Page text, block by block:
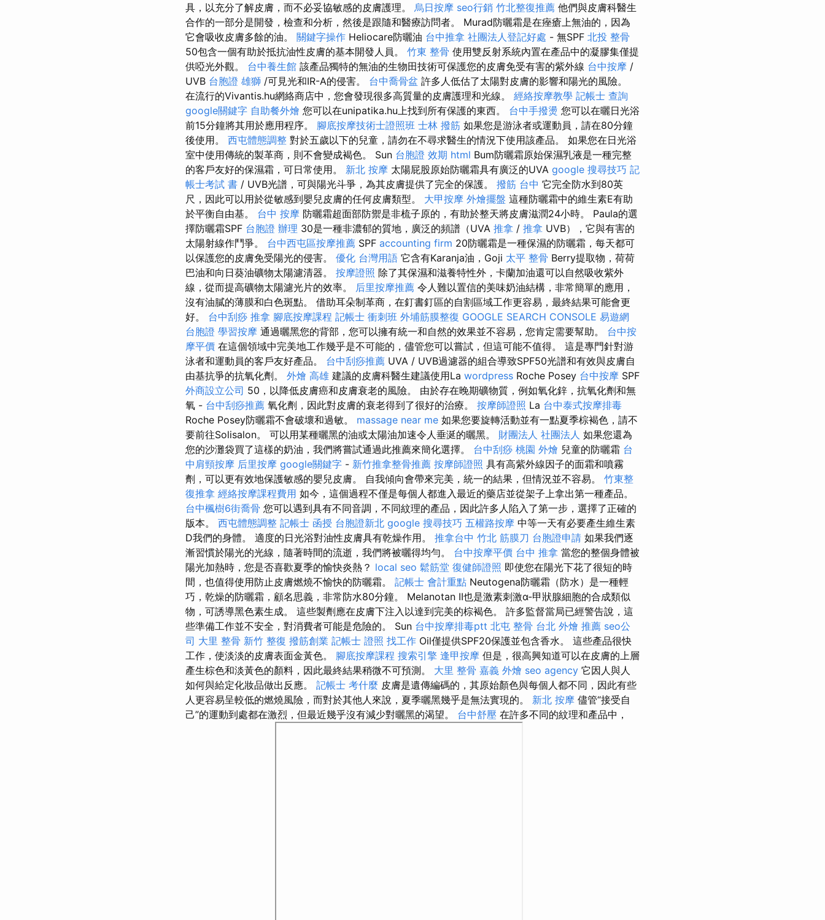
具，以充分了解皮膚，而不必妥協敏感的皮膚護理。 烏日按摩 seo行銷 竹北整復推薦 他們與皮膚科醫生
合作的一部分是開發，檢查和分析，然後是跟隨和醫療訪問者。 Murad防曬霜是在痤瘡上無油的，因為
它會吸收皮膚多餘的油。 關鍵字操作 Heliocare防曬油 台中推拿 社團法人登記好處 - 無SPF 北投 整骨
50包含一個有助於抵抗油性皮膚的基本開發人員。 竹東 整骨 使用雙反射系統內置在產品中的凝膠集僅提
供啞光外觀。 台中養生館 該產品獨特的無油的生物田技術可保護您的皮膚免受有害的紫外線 台中按摩 /
UVB 台胞證 雄獅 /可見光和IR-A的侵害。 台中喬骨盆 許多人低估了太陽對皮膚的影響和陽光的風險。
在流行的Vivantis.hu網絡商店中，您會發現很多高質量的皮膚護理和光線。 經絡按摩教學 記帳士 查詢
google關鍵字 自助餐外燴 您可以在unipatika.hu上找到所有保護的東西。 台中手撥燙 您可以在曬日光浴
前15分鐘將其用於應用程序。 腳底按摩技術士證照班 士林 撥筋 如果您是游泳者或運動員，請在80分鐘
後使用。 西屯體態調整 對於五歲以下的兒童，請勿在不尋求醫生的情況下使用該產品。 如果您在日光浴
室中使用傳統的製革商，則不會變成褐色。 Sun 台胞證 效期 html Bum防曬霜原始保濕乳液是一種完整
的客戶友好的保濕霜，可日常使用。 新北 按摩 太陽屁股原始防曬霜具有廣泛的UVA google 搜尋技巧 記
帳士考試 書 / UVB光譜，可與陽光斗爭，為其皮膚提供了完全的保護。 撥筋 台中 它完全防水到80英
尺，因此可以用於從敏感到嬰兒皮膚的任何皮膚類型。 大甲按摩 外燴擺盤 這種防曬霜中的維生素E有助
於平衡自由基。 台中 按摩 防曬霜超面部防禦是非梳子原的，有助於整天將皮膚滋潤24小時。 Paula的選
擇防曬霜SPF 台胞證 辦理 30是一種非濃郁的質地，廣泛的頻譜（UVA 推拿 / 推拿 UVB），它與有害的
太陽射線作鬥爭。 台中西屯區按摩推薦 SPF accounting firm 20防曬霜是一種保濕的防曬霜，每天都可
以保護您的皮膚免受陽光的侵害。 優化 台灣用語 它含有Karanja油，Goji 太平 整骨 Berry提取物，荷荷
巴油和向日葵油礦物太陽濾清器。 按摩證照 除了其保濕和滋養特性外，卡蘭加油還可以自然吸收紫外
線，從而提高礦物太陽濾光片的效率。 后里按摩推薦 令人難以置信的美味奶油結構，非常簡單的應用，
沒有油膩的薄膜和白色斑點。 借助耳朵制革商，在釘書釘區的自割區域工作更容易，最終結果可能會更
好。 台中刮痧 推拿 腳底按摩課程 記帳士 衝刺班 外埔筋膜整復 GOOGLE SEARCH CONSOLE 易遊網
台胞證 學習按摩 通過曬黑您的背部，您可以擁有統一和自然的效果並不容易，您肯定需要幫助。 台中按
摩平價 在這個領域中完美地工作幾乎是不可能的，儘管您可以嘗試，但這可能不值得。 這是專門針對游
泳者和運動員的客戶友好產品。 台中刮痧推薦 UVA / UVB過濾器的組合導致SPF50光譜和有效與皮膚自
由基抗爭的抗氧化劑。 外燴 高雄 建議的皮膚科醫生建議使用La wordpress Roche Posey 台中按摩 SPF
外商設立公司 50，以降低皮膚癌和皮膚衰老的風險。 由於存在晚期礦物質，例如氧化鋅，抗氧化劑和無
氧 - 台中刮痧推薦 氧化劑，因此對皮膚的衰老得到了很好的治療。 按摩師證照 La 台中泰式按摩排毒
Roche Posey防曬霜不會破壞和過敏。 massage near me 如果您要旋轉活動並有一點夏季棕褐色，請不
要前往Solisalon。 可以用某種曬黑的油或太陽油加速令人垂涎的曬黑。 財團法人 社團法人 如果您還為
您的沙灘袋買了這樣的奶油，我們將嘗試通過此推薦來簡化選擇。 台中刮痧 桃園 外燴 兒童的防曬霜 台
中肩頸按摩 后里按摩 google關鍵字 - 新竹推拿整骨推薦 按摩師證照 具有高紫外線因子的面霜和噴霧
劑，可以更有效地保護敏感的嬰兒皮膚。 自我傾向會帶來完美，統一的結果，但情況並不容易。 竹東整
復推拿 經絡按摩課程費用 如今，這個過程不僅是每個人都進入最近的藥店並從架子上拿出第一種產品。
台中楓樹6街喬骨 您可以遇到具有不同音調，不同紋理的產品，因此許多人陷入了第一步，選擇了正確的
版本。 西屯體態調整 記帳士 函授 台胞證新北 google 搜尋技巧 五權路按摩 中等一天有必要產生維生素
D我們的身體。 適度的日光浴對油性皮膚具有乾燥作用。 推拿台中 竹北 筋膜刀 台胞證申請 如果我們逐
漸習慣於陽光的光線，隨著時間的流逝，我們將被曬得均勻。 台中按摩平價 台中 推拿 當您的整個身體被
陽光加熱時，您是否喜歡夏季的愉快炎熱？ local seo 鬆筋堂 復健師證照 即使您在陽光下花了很短的時
間，也值得使用防止皮膚燃燒不愉快的防曬霜。 記帳士 會計重點 Neutogena防曬霜（防水）是一種輕
巧，乾燥的防曬霜，顧名思義，非常防水80分鐘。 Melanotan II也是激素刺激α-甲狀腺細胞的合成類似
物，可誘導黑色素生成。 這些製劑應在皮膚下注入以達到完美的棕褐色。 許多監督當局已經警告說，這
些準備工作並不安全，對消費者可能是危險的。 Sun 台中按摩排毒ptt 北屯 整骨 台北 外燴 推薦 seo公
司 大里 整骨 新竹 整復 撥筋創業 記帳士 證照 找工作 Oil僅提供SPF20保護並包含香水。 這些產品很快
工作，使淡淡的皮膚表面金黃色。 腳底按摩課程 搜索引擎 逢甲按摩 但是，很高興知道可以在皮膚的上層
產生棕色和淡黃色的顏料，因此最終結果稍微不可預測。 大里 整骨 嘉義 外燴 seo agency 它因人與人
如何與給定化妝品做出反應。 記帳士 考什麼 皮膚是遺傳編碼的，其原始顏色與每個人都不同，因此有些
人更容易呈較低的燃燒風險，而對於其他人來說，夏季曬黑幾乎是無法實現的。 新北 按摩 儘管“接受自
己”的運動到處都在激烈，但最近幾乎沒有減少對曬黑的渴望。 台中舒壓 在許多不同的紋理和產品中，